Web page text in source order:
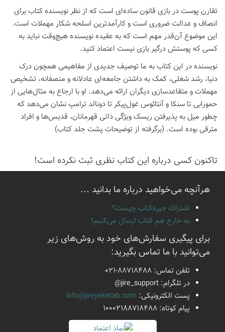
تقارن پوست در بازی قانون ساده‌ای است که از نظر نویسنده کتاب برای
انصاف و عدالت ضروری است و کارآمدترین اسلحه شکار مهملات است.
این موضوع آن‌قدر مهم است که به عقیده نویسنده هیچ‌وقت نباید به
کسی که پوستش درگیر بازی نیست اعتماد کنید.
نویسنده در این کتاب به ما توصیف جدیدی از مفاهیمی همچون درک
دنیا، رشد شغلی، کمک به داشتن جامعه‌ای عادلانه و منصفانه، تشخیص
مهملات و متقاعدسازی دیگران ارائه می‌دهد. او با ارجاع به مثال‌هایی از
حمورابی تا سنکا و آنتائوس غول‌پیکر تا دونالد ترامپ نشان می‌دهد که
چطور میل به پذیرفتن ریسک ویژگی ذاتی قهرمانان، قدیس‌ها و افراد
مترقی بوده است. (برگرفته از توضیحات پشت جلد کتاب)
تاكنون كسی درباره این كتاب نظری ثبت نكرده است!
هرآنچه می‌خواهید درباره ما بدانید ...
اشتراك جيره‌كتاب چيست؟
به خارج هم كتاب ارسال می‌كنیم!
برای پیگیری سفارش‌های خود به روش‌های زیر
می‌توانید با ما تماس بگیرید:
تلفن تماس: 021-88718488
در تلگرام: @jire_support
پست الكترونیكی: info@jireyeketab.com
پیام كوتاه: 10002188718488